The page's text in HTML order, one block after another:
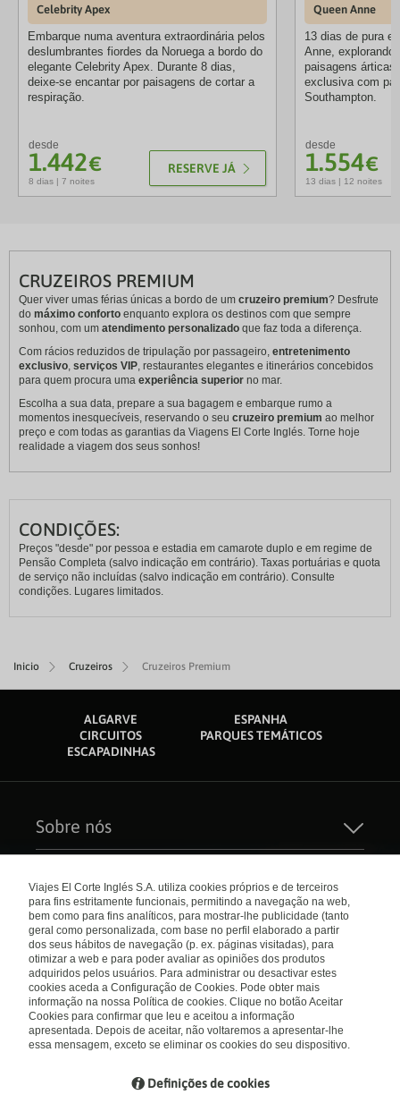
Inicio Cruzeiros Cruzeiros Premium
Celebrity Apex
Embarque numa aventura extraordinária pelos
deslumbrantes fiordes da Noruega a bordo do
elegante Celebrity Apex. Durante 8 dias,
deixe-se encantar por paisagens de cortar a
respiração.
desde
1.442€
8 dias | 7 noites
RESERVE JÁ
Queen Anne
13 dias de pura
Anne,
paisagens árticas
exclusiva com
Southampton.
desde
1.554€
13 dias | 12 noites
CRUZEIROS PREMIUM
Quer viver umas férias únicas a bordo de um cruzeiro premium? Desfrute
do máximo conforto enquanto explora os destinos com que sempre
sonhou, com um atendimento personalizado que faz toda a diferença.
Com rácios reduzidos de tripulação por passageiro, entretenimento
exclusivo, serviços VIP, restaurantes elegantes e itinerários concebidos
para quem procura uma experiência superior no mar.
Escolha a sua data, prepare a sua bagagem e embarque rumo a
momentos inesquecíveis, reservando o seu cruzeiro premium ao melhor
preço e com todas as garantias da Viagens El Corte Inglés. Torne hoje
realidade a viagem dos seus sonhos!
CONDIÇÕES:
Preços "desde" por pessoa e estadia em camarote duplo e em regime de
Pensão Completa (salvo indicação em contrário). Taxas portuárias e quota
de serviço não incluídas (salvo indicação em contrário). Consulte
condições. Lugares limitados.
ALGARVE
ESPANHA
CIRCUITOS
PARQUES TEMÁTICOS
ESCAPADINHAS
Sobre nós
Quem Somos
Seguros de Viagem
Carreiras
El Corte Inglés
Catálogos
Check-in Online
Condições Gerais
Política de privacidade
Política de Cookies
Empresas/ Grupos
Livro de Reclamações
Internacional
Portugal
Visite nosso blog
Blog de Viajes el Corte inglés
Viajes El Corte Inglés S.A. utiliza cookies próprios e de terceiros
para fins estritamente funcionais, permitindo a navegação na web,
bem como para fins analíticos, para mostrar-lhe publicidade (tanto
geral como personalizada, com base no perfil elaborado a partir
dos seus hábitos de navegação (p. ex. páginas visitadas), para
otimizar a web e para poder avaliar as opiniões dos produtos
adquiridos pelos usuários. Para administrar ou desactivar estes
cookies aceda a Configuração de Cookies. Pode obter mais
informação na nossa Política de cookies. Clique no botão Aceitar
Cookies para confirmar que leu e aceitou a informação
apresentada. Depois de aceitar, não voltaremos a apresentar-lhe
essa mensagem, exceto se eliminar os cookies do seu dispositivo.
Definições de cookies